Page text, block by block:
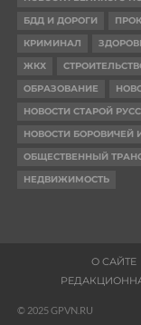
БДД И ДОРОГИ
КРИМИНАЛ
ЖКХ
ОБРАЗОВАНИЕ
НОВОСТИ СТАРОЙ
НОВОСТИ БОРОВИЧЕЙ
ОБЩЕСТВЕННЫЙ
НЕДВИЖИМОСТЬ
О САЙТЕ
© 2025 GPVN.RU